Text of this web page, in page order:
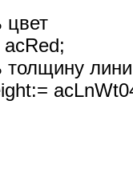
цвет
толщину